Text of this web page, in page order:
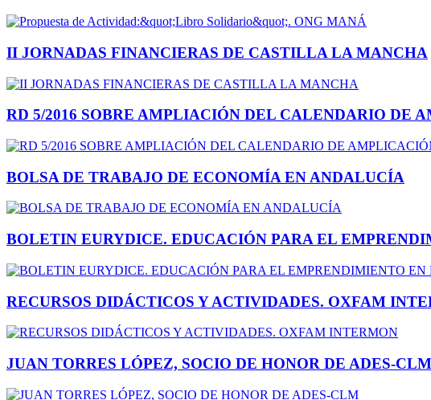
II JORNADAS FINANCIERAS DE CASTILLA LA MANCHA
RD 5/2016 SOBRE AMPLIACIÓN DEL CALENDARIO DE
BOLSA DE TRABAJO DE ECONOMÍA EN ANDALUCÍA
BOLETIN EURYDICE. EDUCACIÓN PARA EL
RECURSOS DIDÁCTICOS Y ACTIVIDADES. OXFAM
JUAN TORRES LÓPEZ, SOCIO DE HONOR DE ADES-CLM